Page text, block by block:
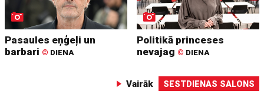
Pasaules eņģeļi un
barbari © DIENA
Politikā princeses
nevajag © DIENA
Vairāk SESTDIENAS SALONS